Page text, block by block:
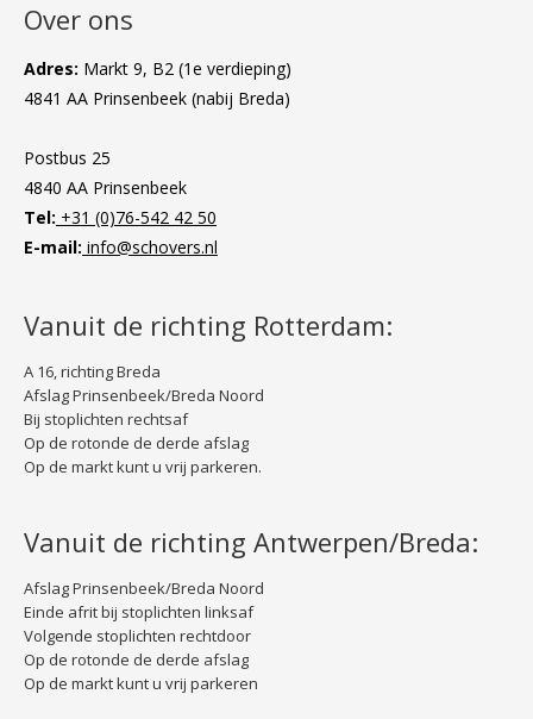
Over ons
Adres: Markt 9, B2 (1e verdieping)
4841 AA Prinsenbeek (nabij Breda)
Postbus 25
4840 AA Prinsenbeek
Tel: +31 (0)76-542 42 50
E-mail: info@schovers.nl
Vanuit de richting Rotterdam:
A 16, richting Breda
Afslag Prinsenbeek/Breda Noord
Bij stoplichten rechtsaf
Op de rotonde de derde afslag
Op de markt kunt u vrij parkeren.
Vanuit de richting Antwerpen/Breda:
Afslag Prinsenbeek/Breda Noord
Einde afrit bij stoplichten linksaf
Volgende stoplichten rechtdoor
Op de rotonde de derde afslag
Op de markt kunt u vrij parkeren